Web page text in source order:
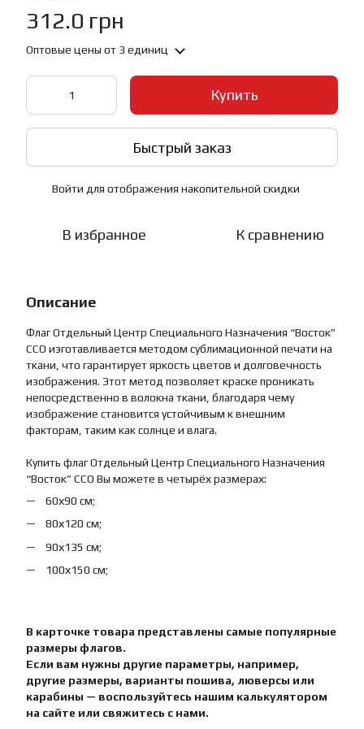
312.0 грн
Оптовые цены от 3 единиц
Купить
Быстрый заказ
Войти для отображения накопительной скидки
В избранное К сравнению
Описание
Флаг Отдельный Центр Специального Назначения “Восток”
ССО изготавливается методом сублимационной печати на
ткани, что гарантирует яркость цветов и долговечность
изображения. Этот метод позволяет краске проникать
непосредственно в волокна ткани, благодаря чему
изображение становится устойчивым к внешним
факторам, таким как солнце и влага.
Купить флаг Отдельный Центр Специального Назначения
“Восток” ССО Вы можете в четырёх размерах:
60х90 см;
80х120 см;
90х135 см;
100х150 см;
В карточке товара представлены самые популярные
размеры флагов.
Если вам нужны другие параметры, например,
другие размеры, варианты пошива, люверсы или
карабины — воспользуйтесь нашим калькулятором
на сайте или свяжитесь с нами.